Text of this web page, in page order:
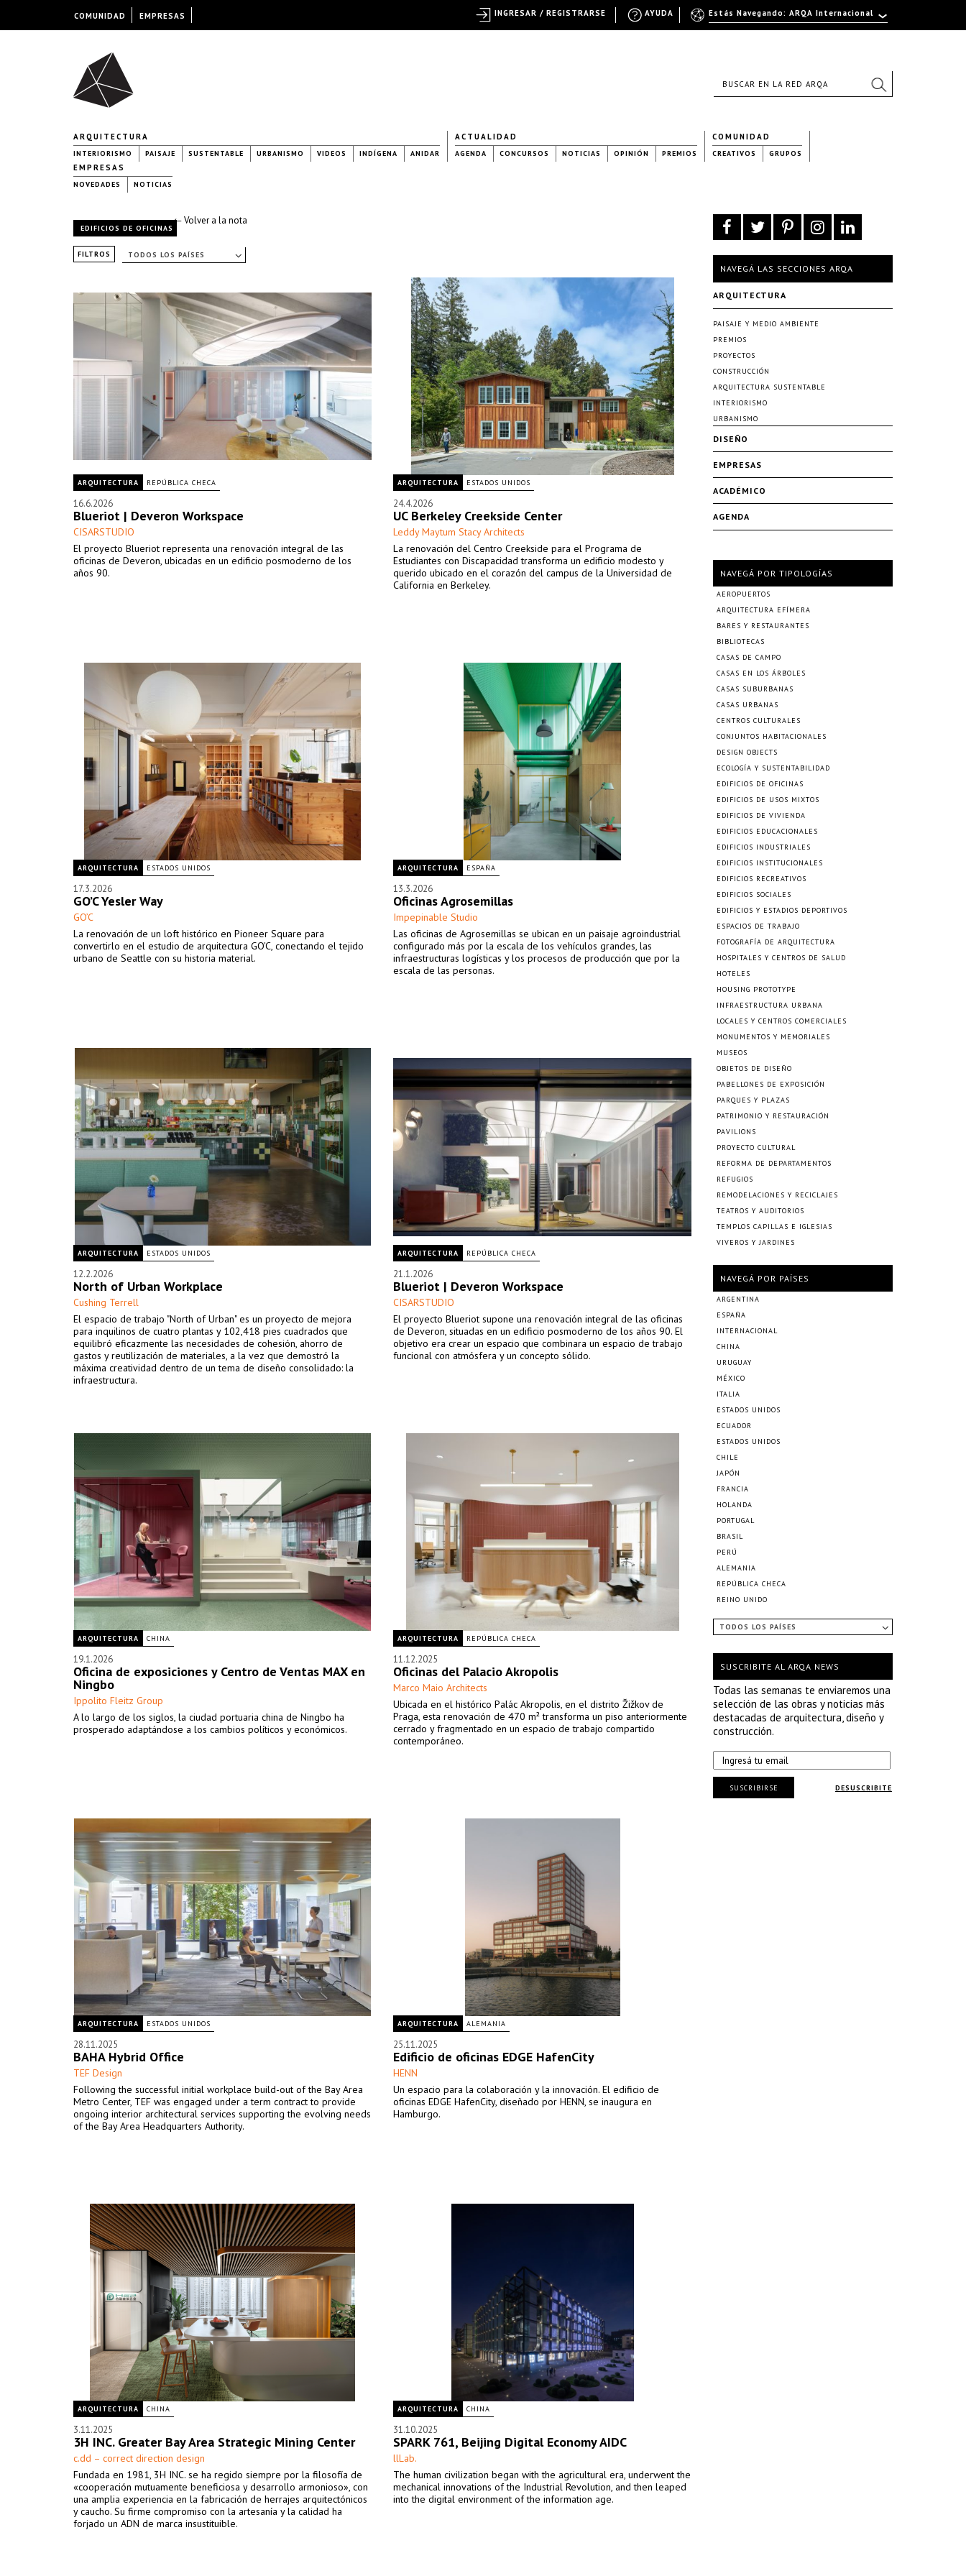
ARQUITECTURA
INTERIORISMO PAISAJE SUSTENTABLE URBANISMO VIDEOS INDÍGENA ANIDAR
ACTUALIDAD
AGENDA CONCURSOS NOTICIAS OPINIÓN PREMIOS
COMUNIDAD
CREATIVOS GRUPOS
EMPRESAS
NOVEDADES NOTICIAS
← Volver a la nota
EDIFICIOS DE OFICINAS
FILTROS TODOS LOS PAÍSES
ARQUITECTURA REPÚBLICA CHECA
16.6.2026
Blueriot | Deveron Workspace
CISARSTUDIO
El proyecto Blueriot representa una renovación integral de las
oficinas de Deveron, ubicadas en un edificio posmoderno de los
años 90.
ARQUITECTURA ESTADOS UNIDOS
24.4.2026
UC Berkeley Creekside Center
Leddy Maytum Stacy Architects
La renovación del Centro Creekside para el Programa de
Estudiantes con Discapacidad transforma un edificio modesto y
querido ubicado en el corazón del campus de la Universidad de
California en Berkeley.
ARQUITECTURA ESTADOS UNIDOS
17.3.2026
GO’C Yesler Way
GO’C
La renovación de un loft histórico en Pioneer Square para
convertirlo en el estudio de arquitectura GO'C, conectando el tejido
urbano de Seattle con su historia material.
ARQUITECTURA ESPAÑA
13.3.2026
Oficinas Agrosemillas
Impepinable Studio
Las oficinas de Agrosemillas se ubican en un paisaje agroindustrial
configurado más por la escala de los vehículos grandes, las
infraestructuras logísticas y los procesos de producción que por la
escala de las personas.
ARQUITECTURA ESTADOS UNIDOS
12.2.2026
North of Urban Workplace
Cushing Terrell
El espacio de trabajo "North of Urban" es un proyecto de mejora
para inquilinos de cuatro plantas y 102,418 pies cuadrados que
equilibró eficazmente las necesidades de cohesión, ahorro de
gastos y reutilización de materiales, a la vez que demostró la
máxima creatividad dentro de un tema de diseño consolidado: la
infraestructura.
ARQUITECTURA REPÚBLICA CHECA
21.1.2026
Blueriot | Deveron Workspace
CISARSTUDIO
El proyecto Blueriot supone una renovación integral de las oficinas
de Deveron, situadas en un edificio posmoderno de los años 90. El
objetivo era crear un espacio que combinara un espacio de trabajo
funcional con atmósfera y un concepto sólido.
ARQUITECTURA CHINA
19.1.2026
Oficina de exposiciones y Centro de Ventas MAX en
Ningbo
Ippolito Fleitz Group
A lo largo de los siglos, la ciudad portuaria china de Ningbo ha
prosperado adaptándose a los cambios políticos y económicos.
ARQUITECTURA REPÚBLICA CHECA
11.12.2025
Oficinas del Palacio Akropolis
Marco Maio Architects
Ubicada en el histórico Palác Akropolis, en el distrito Žižkov de
Praga, esta renovación de 470 m² transforma un piso anteriormente
cerrado y fragmentado en un espacio de trabajo compartido
contemporáneo.
ARQUITECTURA ESTADOS UNIDOS
28.11.2025
BAHA Hybrid Office
TEF Design
Following the successful initial workplace build-out of the Bay Area
Metro Center, TEF was engaged under a term contract to provide
ongoing interior architectural services supporting the evolving needs
of the Bay Area Headquarters Authority.
ARQUITECTURA ALEMANIA
25.11.2025
Edificio de oficinas EDGE HafenCity
HENN
Un espacio para la colaboración y la innovación. El edificio de
oficinas EDGE HafenCity, diseñado por HENN, se inaugura en
Hamburgo.
ARQUITECTURA CHINA
3.11.2025
3H INC. Greater Bay Area Strategic Mining Center
c.dd – correct direction design
Fundada en 1981, 3H INC. se ha regido siempre por la filosofía de
«cooperación mutuamente beneficiosa y desarrollo armonioso», con
una amplia experiencia en la fabricación de herrajes arquitectónicos
y caucho. Su firme compromiso con la artesanía y la calidad ha
forjado un ADN de marca insustituible.
ARQUITECTURA CHINA
31.10.2025
SPARK 761, Beijing Digital Economy AIDC
llLab.
The human civilization began with the agricultural era, underwent the
mechanical innovations of the Industrial Revolution, and then leaped
into the digital environment of the information age.
NAVEGÁ LAS SECCIONES ARQA
ARQUITECTURA
PAISAJE Y MEDIO AMBIENTE
PREMIOS
PROYECTOS
CONSTRUCCIÓN
ARQUITECTURA SUSTENTABLE
INTERIORISMO
URBANISMO
DISEÑO
EMPRESAS
ACADÉMICO
AGENDA
NAVEGÁ POR TIPOLOGÍAS
AEROPUERTOS
ARQUITECTURA EFÍMERA
BARES Y RESTAURANTES
BIBLIOTECAS
CASAS DE CAMPO
CASAS EN LOS ÁRBOLES
CASAS SUBURBANAS
CASAS URBANAS
CENTROS CULTURALES
CONJUNTOS HABITACIONALES
DESIGN OBJECTS
ECOLOGÍA Y SUSTENTABILIDAD
EDIFICIOS DE OFICINAS
EDIFICIOS DE USOS MIXTOS
EDIFICIOS DE VIVIENDA
EDIFICIOS EDUCACIONALES
EDIFICIOS INDUSTRIALES
EDIFICIOS INSTITUCIONALES
EDIFICIOS RECREATIVOS
EDIFICIOS SOCIALES
EDIFICIOS Y ESTADIOS DEPORTIVOS
ESPACIOS DE TRABAJO
FOTOGRAFÍA DE ARQUITECTURA
HOSPITALES Y CENTROS DE SALUD
HOTELES
HOUSING PROTOTYPE
INFRAESTRUCTURA URBANA
LOCALES Y CENTROS COMERCIALES
MONUMENTOS Y MEMORIALES
MUSEOS
OBJETOS DE DISEÑO
PABELLONES DE EXPOSICIÓN
PARQUES Y PLAZAS
PATRIMONIO Y RESTAURACIÓN
PAVILIONS
PROYECTO CULTURAL
REFORMA DE DEPARTAMENTOS
REFUGIOS
REMODELACIONES Y RECICLAJES
TEATROS Y AUDITORIOS
TEMPLOS CAPILLAS E IGLESIAS
VIVEROS Y JARDINES
NAVEGÁ POR PAÍSES
ARGENTINA
ESPAÑA
INTERNACIONAL
CHINA
URUGUAY
MÉXICO
ITALIA
ESTADOS UNIDOS
ECUADOR
ESTADOS UNIDOS
CHILE
JAPÓN
FRANCIA
HOLANDA
PORTUGAL
BRASIL
PERÚ
ALEMANIA
REPÚBLICA CHECA
REINO UNIDO
TODOS LOS PAÍSES
SUSCRIBITE AL ARQA NEWS
Todas las semanas te enviaremos una
selección de las obras y noticias más
destacadas de arquitectura, diseño y
construcción.
DESUSCRIBITE
SUSCRIBIRSE
COMUNIDAD EMPRESAS Estás Navegando: ARQA Internacional
AYUDA
INGRESAR / REGISTRARSE